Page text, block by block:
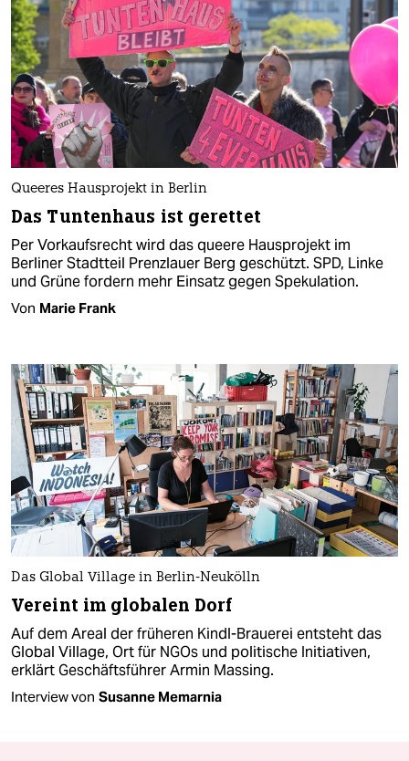
Queeres Hausprojekt in Berlin
Das Tuntenhaus ist gerettet
Per Vorkaufsrecht wird das queere Hausprojekt im
Berliner Stadtteil Prenzlauer Berg geschützt. SPD, Linke
und Grüne fordern mehr Einsatz gegen Spekulation.
Von Marie Frank
Das Global Village in Berlin-Neukölln
Vereint im globalen Dorf
Auf dem Areal der früheren Kindl-Brauerei entsteht das
Global Village, Ort für NGOs und politische Initiativen,
erklärt Geschäftsführer Armin Massing.
Interview von Susanne Memarnia